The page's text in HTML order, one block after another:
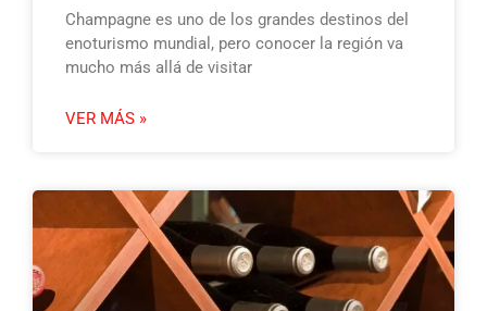
Champagne es uno de los grandes destinos del
enoturismo mundial, pero conocer la región va
mucho más allá de visitar
VER MÁS »